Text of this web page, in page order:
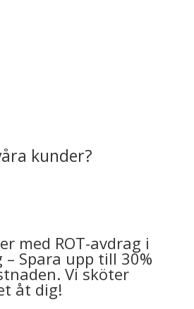
kunder?
med ROT-avdrag i
– Spara upp till 30%
Vi sköter
åt dig!